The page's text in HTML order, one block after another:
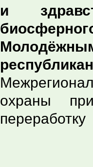
и
охраны